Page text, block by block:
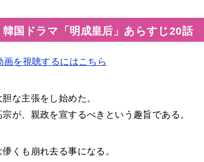
韓国ドラマ「明成皇后」あらすじ20話
画を視聴するにはこちら
な主張をし始めた。
が、親政を宣するべきという趣旨である。
くも崩れ去る事になる。